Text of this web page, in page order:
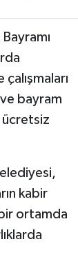
bayram
ücretsiz
kabir
ortamda